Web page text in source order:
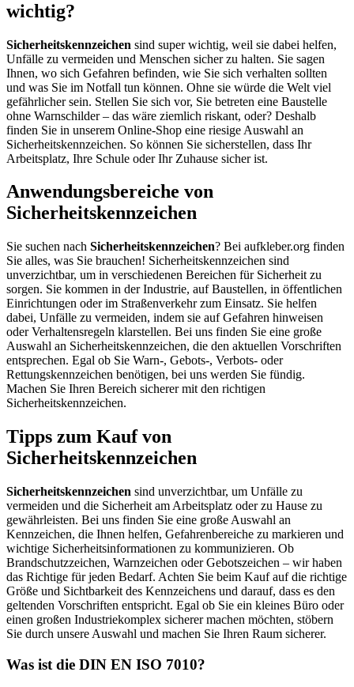
wichtig?
Sicherheitskennzeichen sind super wichtig, weil sie dabei helfen,
Unfälle zu vermeiden und Menschen sicher zu halten. Sie sagen
Ihnen, wo sich Gefahren befinden, wie Sie sich verhalten sollten
und was Sie im Notfall tun können. Ohne sie würde die Welt viel
gefährlicher sein. Stellen Sie sich vor, Sie betreten eine Baustelle
ohne Warnschilder – das wäre ziemlich riskant, oder? Deshalb
finden Sie in unserem Online-Shop eine riesige Auswahl an
Sicherheitskennzeichen. So können Sie sicherstellen, dass Ihr
Arbeitsplatz, Ihre Schule oder Ihr Zuhause sicher ist.
Anwendungsbereiche von
Sicherheitskennzeichen
Sie suchen nach Sicherheitskennzeichen? Bei aufkleber.org finden
Sie alles, was Sie brauchen! Sicherheitskennzeichen sind
unverzichtbar, um in verschiedenen Bereichen für Sicherheit zu
sorgen. Sie kommen in der Industrie, auf Baustellen, in öffentlichen
Einrichtungen oder im Straßenverkehr zum Einsatz. Sie helfen
dabei, Unfälle zu vermeiden, indem sie auf Gefahren hinweisen
oder Verhaltensregeln klarstellen. Bei uns finden Sie eine große
Auswahl an Sicherheitskennzeichen, die den aktuellen Vorschriften
entsprechen. Egal ob Sie Warn-, Gebots-, Verbots- oder
Rettungskennzeichen benötigen, bei uns werden Sie fündig.
Machen Sie Ihren Bereich sicherer mit den richtigen
Sicherheitskennzeichen.
Tipps zum Kauf von
Sicherheitskennzeichen
Sicherheitskennzeichen sind unverzichtbar, um Unfälle zu
vermeiden und die Sicherheit am Arbeitsplatz oder zu Hause zu
gewährleisten. Bei uns finden Sie eine große Auswahl an
Kennzeichen, die Ihnen helfen, Gefahrenbereiche zu markieren und
wichtige Sicherheitsinformationen zu kommunizieren. Ob
Brandschutzzeichen, Warnzeichen oder Gebotszeichen – wir haben
das Richtige für jeden Bedarf. Achten Sie beim Kauf auf die richtige
Größe und Sichtbarkeit des Kennzeichens und darauf, dass es den
geltenden Vorschriften entspricht. Egal ob Sie ein kleines Büro oder
einen großen Industriekomplex sicherer machen möchten, stöbern
Sie durch unsere Auswahl und machen Sie Ihren Raum sicherer.
Was ist die DIN EN ISO 7010?